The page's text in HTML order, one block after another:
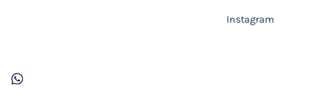
Instagram